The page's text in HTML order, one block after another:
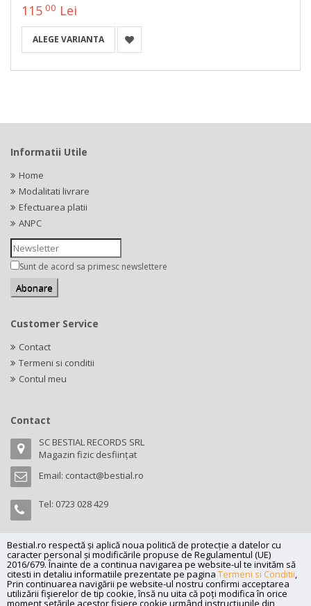
115 00 Lei
ALEGE VARIANTA
Bestial.ro respectă și aplică noua politică de protecție a datelor cu
caracter personal și modificările propuse de Regulamentul (UE)
2016/679. Înainte de a continua navigarea pe website-ul te invităm să
citesti in detaliu informatiile prezentate pe pagina Termeni si Conditii,
Prin continuarea navigării pe website-ul nostru confirmi acceptarea
utilizării fişierelor de tip cookie, însă nu uita că poți modifica în orice
moment setările acestor fişiere cookie urmând instrucțiunile din
Informatii Utile
Home
Modalitati livrare
Efectuarea platii
ANPC
Sunt de acord sa primesc newslettere
Customer Service
Contact
Termeni si conditii
Contul meu
Contact
SC BESTIAL RECORDS SRL
Magazin fizic desființat
Email: contact@bestial.ro
Tel: 0723 028 429
Copyright (C) 2026bestial.ro -All rights reserved.
SC BESTIAL RECORDS SRL, Nr. R.C.: J35/345/2005, C.U.I.: RO17197870,
Adresa: Magazin fizic desființat